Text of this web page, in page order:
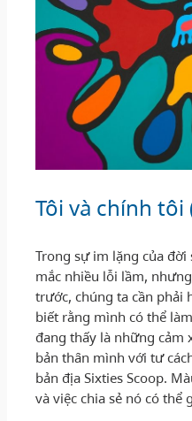
Tôi và chính
Trong sự im lặng của
mắc nhiều lỗi lầm,
trước, chúng ta cần phải
biết rằng mình có thể
đang thấy là những cảm
bản thân mình với tư
bản địa Sixties Scoop.
và việc chia sẻ nó có thể